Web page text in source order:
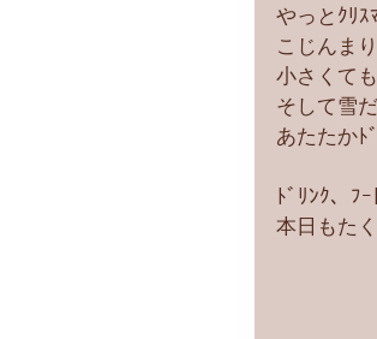
やっとｸﾘ
こじんま
小さくて
そして雪
あたたかﾄ
ﾄﾞﾘﾝｸ、ﾌ
本日もた